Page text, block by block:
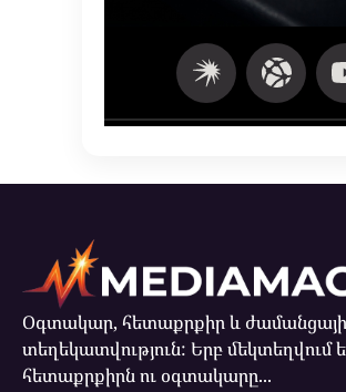
Օգտակար, հետաքրքիր և
տեղեկատվություն: Երբ մեկտեղվում
հետաքրքիրն ու օգտակարը...